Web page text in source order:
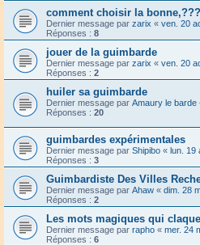
comment choisir la
Dernier message par zarix « ven. 20
Réponses : 8
jouer de la guimbarde
Dernier message par zarix « ven. 20
Réponses : 2
huiler sa guimbarde
Dernier message par Amaury le barde
Réponses : 20
guimbardes expérimentales
Dernier message par Shipibo « lun. 19
Réponses : 3
Guimbardiste Des Villes
Dernier message par Ahaw « dim. 28
Réponses : 2
Les mots magiques qui
Dernier message par rapho « mer. 24
Réponses : 6